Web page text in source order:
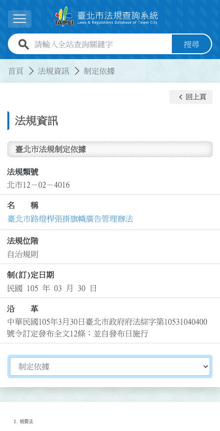
展開選單
全站查詢關鍵字欄位 搜尋
首頁 法規資訊 制定依據
法規資訊
keyboard_arrow_left 回上頁
臺北市法規制定依據
法規類號
北市12－02－4016
名 稱
臺北市路燈桿張掛旗幟廣告管理辦法
法規位階
自治規則
制(訂)定日期
民國 105 年 03 月 30 日
沿 革
中華民國105年3月30日臺北市政府府法綜字第10531040400
號令訂定發布全文12條；並自發布日施行
切換選擇法規資訊內容
規費法